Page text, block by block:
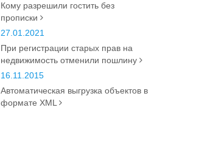
Кому разрешили гостить без
прописки
27.01.2021
При регистрации старых прав на
недвижимость отменили пошлину
16.11.2015
Автоматическая выгрузка объектов в
формате XML